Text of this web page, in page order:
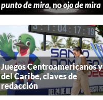
punto de mira, noojo de mira
Juegos Centroamericanos y
del Caribe, claves de
redacción